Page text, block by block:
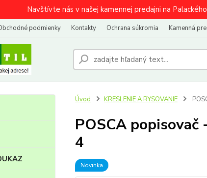
Navštívte nás v našej kamennej predajni na
podmienky Kontakty Ochrana súkromia Kamenná
Úvod KRESLENIE A RYSOVANIE
POSCA
4
Novinka